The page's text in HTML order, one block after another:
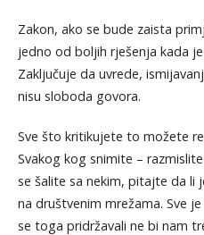
Zakon, ako se bude zaista
jedno od boljih rješenja kada
Zaključuje da uvrede,
nisu sloboda govora.
Sve što kritikujete to možete
Svakog kog snimite –
se šalite sa nekim, pitajte da li
na društvenim mrežama. Sve
se toga pridržavali ne bi nam